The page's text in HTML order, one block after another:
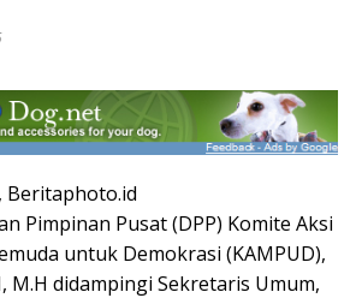
Beritaphoto.id
Pimpinan Pusat (DPP) Komite Aksi
untuk Demokrasi (KAMPUD),
M.H didampingi Sekretaris Umum,